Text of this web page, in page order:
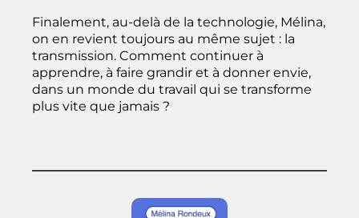
Finalement, au-delà de la technologie, Mélina,
on en revient toujours au même sujet : la
transmission. Comment continuer à
apprendre, à faire grandir et à donner envie,
dans un monde du travail qui se transforme
plus vite que jamais ?